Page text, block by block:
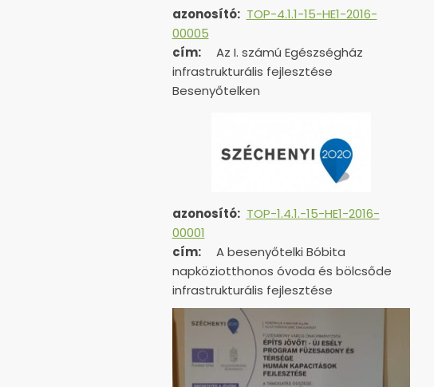
azonosító: TOP-4.1.1-15-HE1-2016-
00005
cím:
Az I. számú Egészségház
infrastrukturális fejlesztése
Besenyőtelken
azonosító: TOP-1.4.1.-15-HE1-2016-
00001
cím:
A besenyőtelki Bóbita
napköziotthonos óvoda és bölcsőde
infrastrukturális fejlesztése